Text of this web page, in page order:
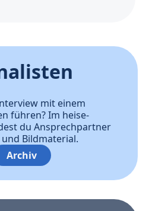
mit einem
führen? Im heise-
du Ansprechpartner
Bildmaterial.
Archiv